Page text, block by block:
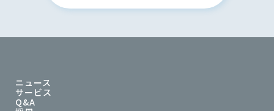
ニュース
サービス
Q&A